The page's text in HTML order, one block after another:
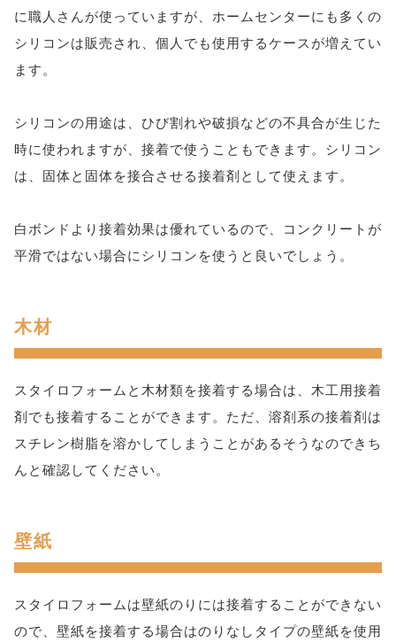
に職人さんが使っていますが、ホームセンターにも多くの
シリコンは販売され、個人でも使用するケースが増えてい
ます。
シリコンの用途は、ひび割れや破損などの不具合が生じた
時に使われますが、接着で使うこともできます。シリコン
は、固体と固体を接合させる接着剤として使えます。
白ボンドより接着効果は優れているので、コンクリートが
平滑ではない場合にシリコンを使うと良いでしょう。
木材
スタイロフォームと木材類を接着する場合は、木工用接着
剤でも接着することができます。ただ、溶剤系の接着剤は
スチレン樹脂を溶かしてしまうことがあるそうなのできち
んと確認してください。
壁紙
スタイロフォームは壁紙のりには接着することができない
ので、壁紙を接着する場合はのりなしタイプの壁紙を使用